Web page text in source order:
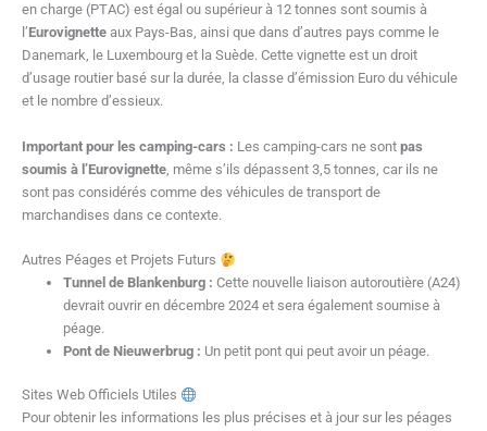
en charge (PTAC) est égal ou supérieur à 12 tonnes sont soumis à
l’Eurovignette aux Pays-Bas, ainsi que dans d’autres pays comme le
Danemark, le Luxembourg et la Suède. Cette vignette est un droit
d’usage routier basé sur la durée, la classe d’émission Euro du véhicule
et le nombre d’essieux.
Important pour les camping-cars : Les camping-cars ne sont pas
soumis à l’Eurovignette , même s’ils dépassent 3,5 tonnes, car ils ne
sont pas considérés comme des véhicules de transport de
marchandises dans ce contexte.
Autres Péages et Projets Futurs
Tunnel de Blankenburg : Cette nouvelle liaison autoroutière (A24)
devrait ouvrir en décembre 2024 et sera également soumise à
péage.
Pont de Nieuwerbrug : Un petit pont qui peut avoir un péage.
Sites Web Officiels Utiles
Pour obtenir les informations les plus précises et à jour sur les péages